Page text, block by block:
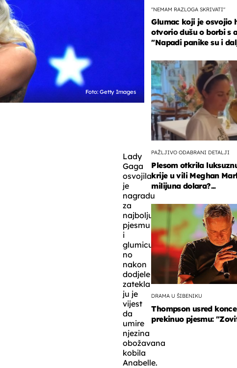
Foto: Getty Images
Lady
Gaga
osvojila
je
nagradu
za
najbolju
pjesmu
i
glumicu,
no
nakon
dodjele
zatekla
ju je
vijest
da
umire
njezina
obožavana
kobila
Anabelle.
"NEMAM RAZLOGA SKRIVATI"
Glumac koji je osvojio
otvorio dušu o borbi s
"Napadi panike su i
PAŽLJIVO ODABRANI DETALJI
Plesom otkrila
krije u vili Meghan
milijuna dolara?...
DRAMA U ŠIBENIKU
Thompson usred
prekinuo pjesmu: